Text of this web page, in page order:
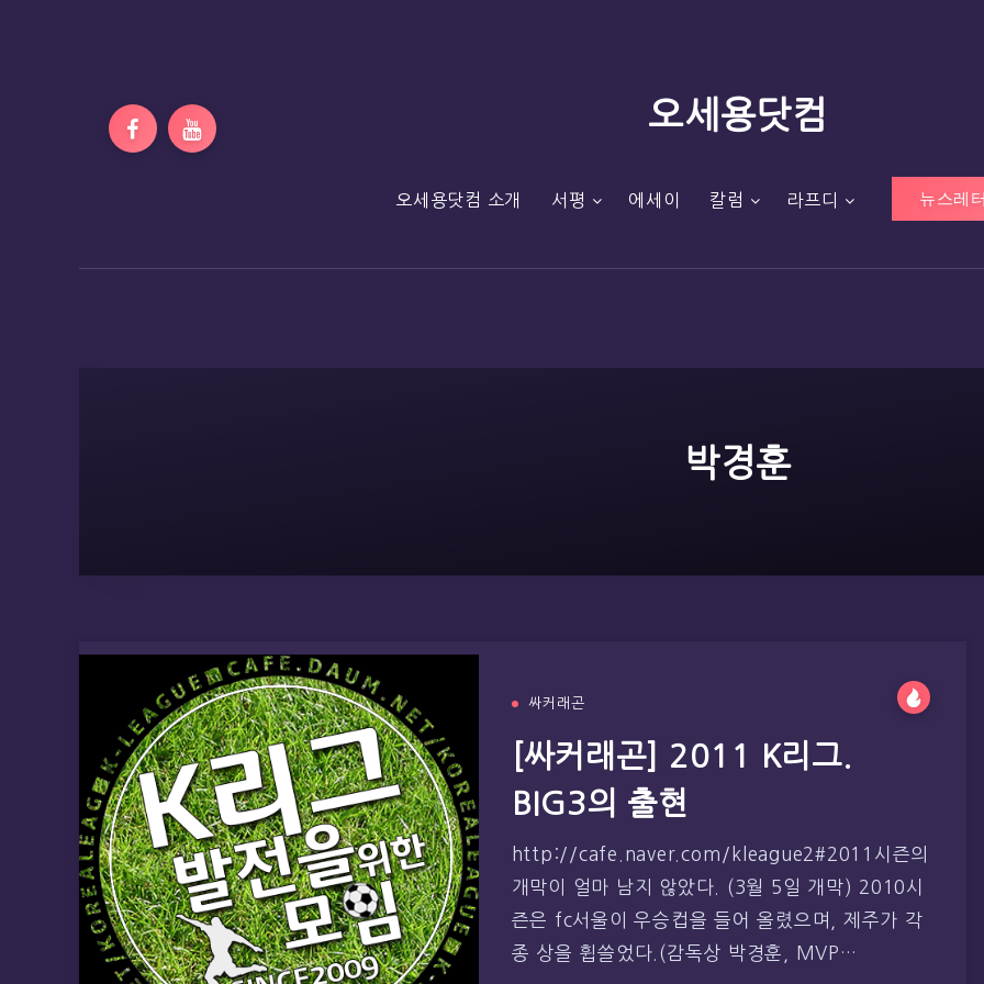
오세용닷컴
오세용닷컴 소개 서평 에세이 칼럼 라프디 뉴스레
박경훈
싸커래곤
[싸커래곤] 2011 K리그.
BIG3의 출현
http://cafe.naver.com/kleague2#2011시즌의
개막이 얼마 남지 않았다. (3월 5일 개막) 2010시
즌은 fc서울이 우승컵을 들어 올렸으며, 제주가 각
종 상을 휩쓸었다.(감독상 박경훈, MVP…